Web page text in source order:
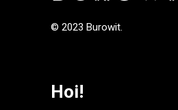
© 2023 Burowit.
Hoi!